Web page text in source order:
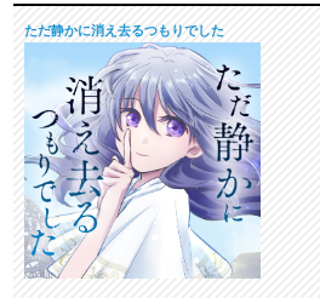
ただ静かに消え去るつもりでした